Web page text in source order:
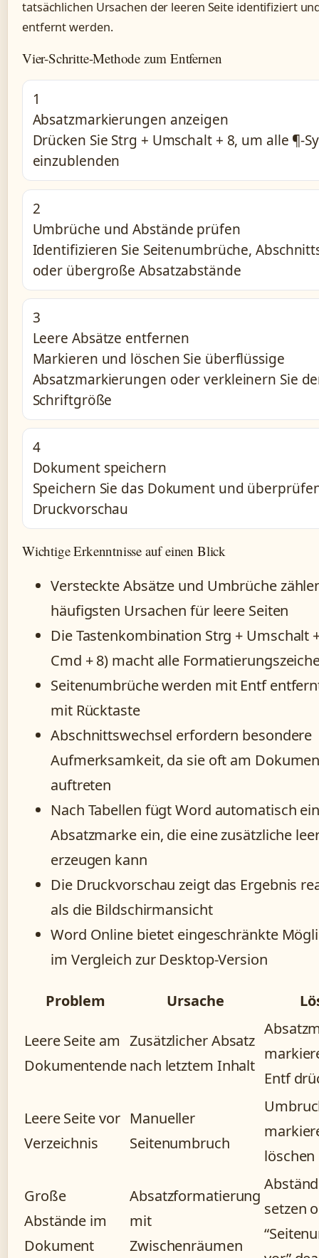
tatsächlichen Ursachen der leeren Seite identifiziert
entfernt werden.
Vier-Schritte-Methode zum Entfernen
1
Absatzmarkierungen anzeigen
Drücken Sie Strg + Umschalt + 8, um alle ¶-
einzublenden
2
Umbrüche und Abstände prüfen
Identifizieren Sie Seitenumbrüche,
oder übergroße Absatzabstände
3
Leere Absätze entfernen
Markieren und löschen Sie überflüssige
Absatzmarkierungen oder verkleinern Sie
Schriftgröße
4
Dokument speichern
Speichern Sie das Dokument und
Druckvorschau
Wichtige Erkenntnisse auf einen Blick
Versteckte Absätze und Umbrüche
häufigsten Ursachen für leere Seiten
Die Tastenkombination Strg + Umschalt
Cmd + 8) macht alle
Seitenumbrüche werden mit Entf
mit Rücktaste
Abschnittswechsel erfordern besondere
Aufmerksamkeit, da sie oft am
auftreten
Nach Tabellen fügt Word automatisch
Absatzmarke ein, die eine zusätzliche
erzeugen kann
Die Druckvorschau zeigt das Ergebnis
als die Bildschirmansicht
Word Online bietet eingeschränkte
im Vergleich zur Desktop-Version
Problem Ursache
Leere Seite am
Dokumentende
Zusätzlicher Absatz
nach letztem Inhalt
Entf
Leere Seite vor
Verzeichnis
Manueller
Seitenumbruch
löschen
Große
Abstände im
Dokument
Absatzformatierung
mit
Zwischenräumen
setzen